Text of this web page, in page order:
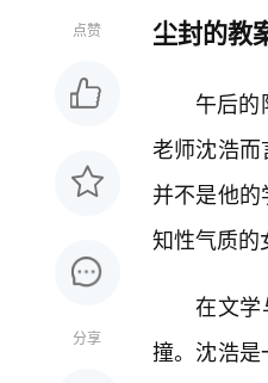
点赞
分享
尘封的教
午后
老师沈浩
并不是他
知性气质的
在文学
撞。沈浩